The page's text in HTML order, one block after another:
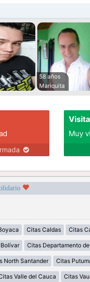
58 años
Mariquita
Muy
Citas Caldas Citas
Citas Departamento
North Santander Citas
Valle del Cauca Citas